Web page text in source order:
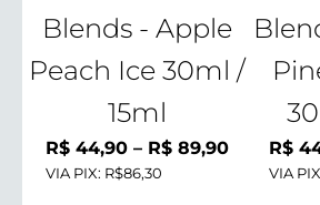
Blends - Apple
Peach Ice 30ml /
15ml
R$44,90 – R$89,90Faixa
VIA PIX: R$86,30
R$
VIA